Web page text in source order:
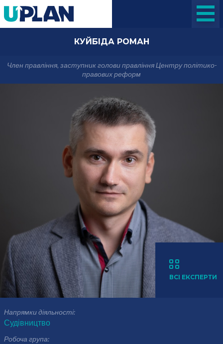
КУЙБІДА РОМАН
Член правління, заступник голови правління Центру політико-
правових реформ
ВСІ ЕКСПЕРТИ
Напрямки діяльності:
Судівництво
Робоча група: